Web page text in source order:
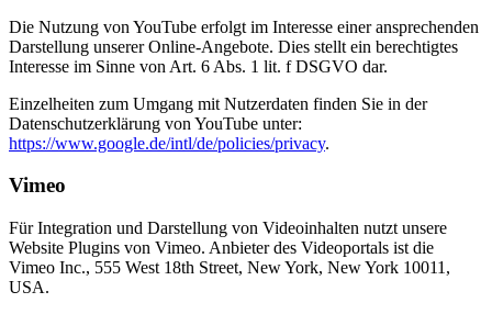
Die Nutzung von YouTube erfolgt im Interesse einer ansprechenden
Darstellung unserer Online-Angebote. Dies stellt ein berechtigtes
Interesse im Sinne von Art. 6 Abs. 1 lit. f DSGVO dar.
Einzelheiten zum Umgang mit Nutzerdaten finden Sie in der
Datenschutzerklärung von YouTube unter:
https://www.google.de/intl/de/policies/privacy.
Vimeo
Für Integration und Darstellung von Videoinhalten nutzt unsere
Website Plugins von Vimeo. Anbieter des Videoportals ist die
Vimeo Inc., 555 West 18th Street, New York, New York 10011,
USA.